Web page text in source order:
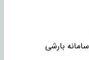
سامانه بارشی